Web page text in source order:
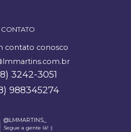
CONTATO
contato conosco
3242-3051
988345274
@LMMARTINS_
Segue a gente lá! :)